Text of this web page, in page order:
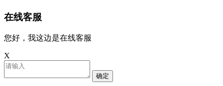
在线客服
您好，我这边是在线客服
X
确定